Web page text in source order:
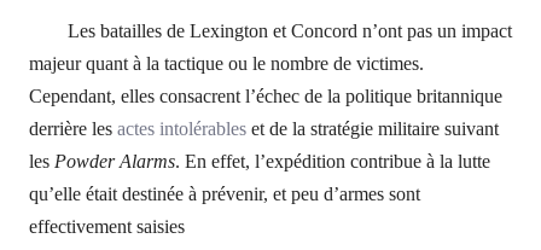
Les batailles de Lexington et Concord n’ont pas un impact
majeur quant à la tactique ou le nombre de victimes.
Cependant, elles consacrent l’échec de la politique britannique
derrière les actes intolérables et de la stratégie militaire suivant
les Powder Alarms. En effet, l’expédition contribue à la lutte
qu’elle était destinée à prévenir, et peu d’armes sont
effectivement saisies